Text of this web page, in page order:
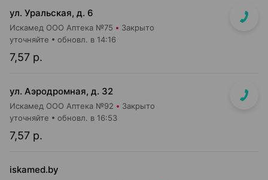
ул. Уральская, д. 6
Искамед ООО Аптека №75 Закрыто
7,57 р.
уточняйте обновл. в 14:16
ул. Аэродромная, д. 32
Искамед ООО Аптека №92 Закрыто
7,57 р.
уточняйте обновл. в 16:53
iskamed.by